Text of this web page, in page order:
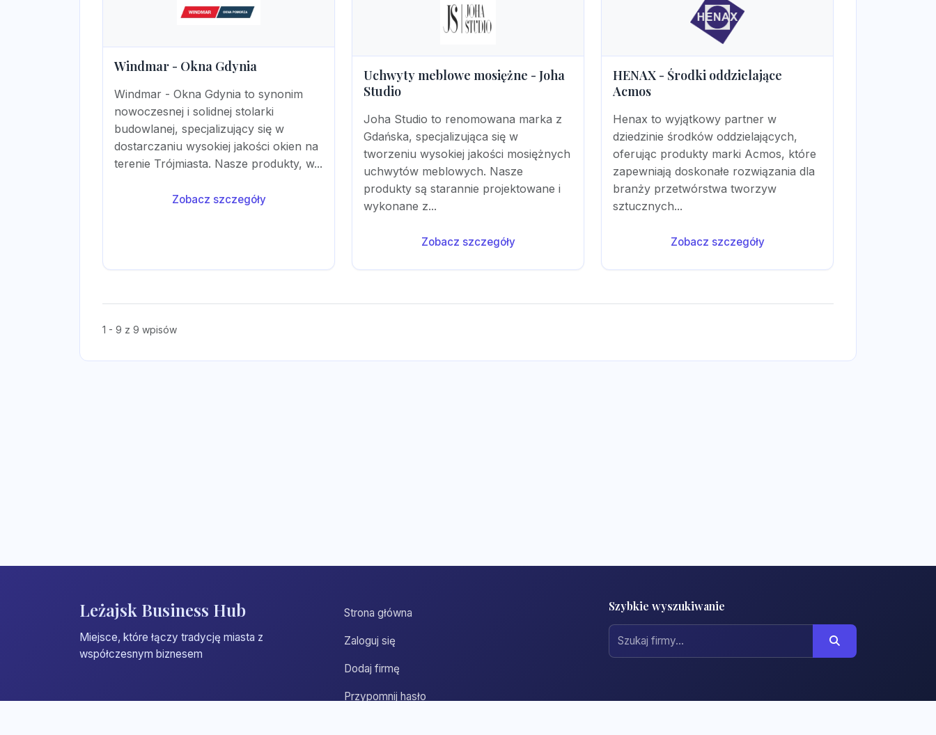
Windmar - Okna Gdynia
Windmar - Okna Gdynia to synonim
nowoczesnej i solidnej stolarki
budowlanej, specjalizujący się w
dostarczaniu wysokiej jakości okien na
terenie Trójmiasta. Nasze produkty, w...
Zobacz szczegóły
Uchwyty meblowe mosiężne - Joha
Studio
Joha Studio to renomowana marka z
Gdańska, specjalizująca się w
tworzeniu wysokiej jakości mosiężnych
uchwytów meblowych. Nasze
produkty są starannie projektowane i
wykonane z...
Zobacz szczegóły
HENAX - Środki oddzielające
Acmos
Henax to wyjątkowy partner w
dziedzinie środków oddzielających,
oferując produkty marki Acmos, które
zapewniają doskonałe rozwiązania dla
branży przetwórstwa tworzyw
sztucznych...
Zobacz szczegóły
1 - 9 z 9 wpisów
Leżajsk Business Hub
Miejsce, które łączy tradycję miasta z
współczesnym biznesem
Strona główna
Zaloguj się
Dodaj firmę
Przypomnij hasło
Szybkie wyszukiwanie